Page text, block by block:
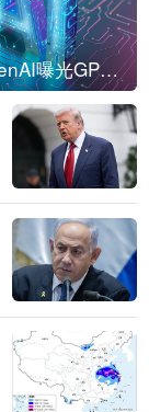
刚刚，OpenAI曝光GPT-6！传10万亿参数，8月强行发布